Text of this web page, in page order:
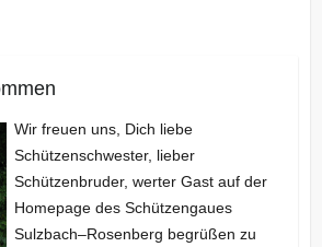
Wir freuen uns, Dich liebe
Schützenschwester, lieber
Schützenbruder, werter Gast auf der
Homepage des Schützengaues
Sulzbach–Rosenberg begrüßen zu